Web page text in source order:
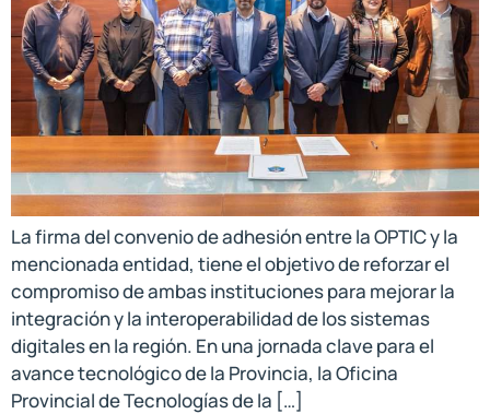
La firma del convenio de adhesión entre la OPTIC y la
mencionada entidad, tiene el objetivo de reforzar el
compromiso de ambas instituciones para mejorar la
integración y la interoperabilidad de los sistemas
digitales en la región. En una jornada clave para el
avance tecnológico de la Provincia, la Oficina
Provincial de Tecnologías de la […]